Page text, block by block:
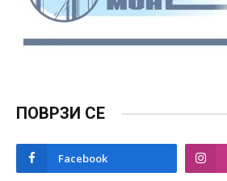
ПОВРЗИ СЕ
Facebook